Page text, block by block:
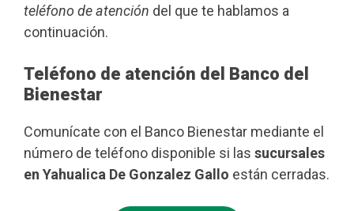
teléfono de atención del que te hablamos a
continuación.
Teléfono de atención del Banco del
Bienestar
Comunícate con el Banco Bienestar mediante el
número de teléfono disponible si las sucursales
en Yahualica De Gonzalez Gallo están cerradas.